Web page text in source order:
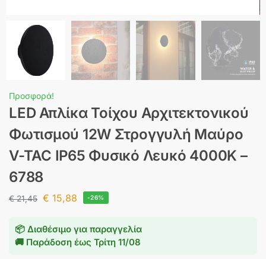
Προσφορά!
LED Απλίκα Τοίχου Αρχιτεκτονικού
Φωτισμού 12W Στρογγυλή Μαύρο
V-TAC IP65 Φυσικό Λευκό 4000K –
6788
€21,45 € 15,88 -26%
📦 Διαθέσιμο για παραγγελία
🚚 Παράδοση έως Τρίτη 11/08